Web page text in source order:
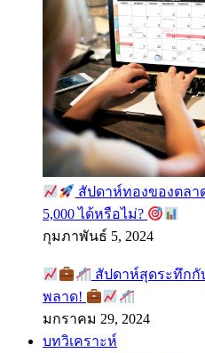
สัปดาห์ทองของตลา
5,000 ได้หรือไม่?
กุมภาพันธ์ 5, 2024
สัปดาห์สุดระทึกกั
พลาด!
มกราคม 29, 2024
บทวิเคราะห์